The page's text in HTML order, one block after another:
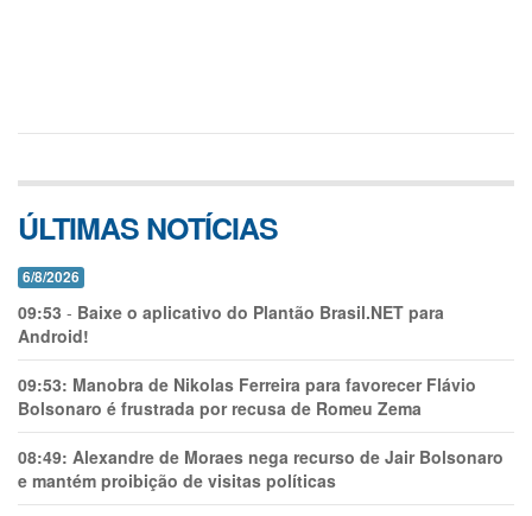
ÚLTIMAS NOTÍCIAS
6/8/2026
09:53 - Baixe o aplicativo do Plantão Brasil.NET para
Android!
09:53: Manobra de Nikolas Ferreira para favorecer Flávio
Bolsonaro é frustrada por recusa de Romeu Zema
08:49: Alexandre de Moraes nega recurso de Jair Bolsonaro
e mantém proibição de visitas políticas